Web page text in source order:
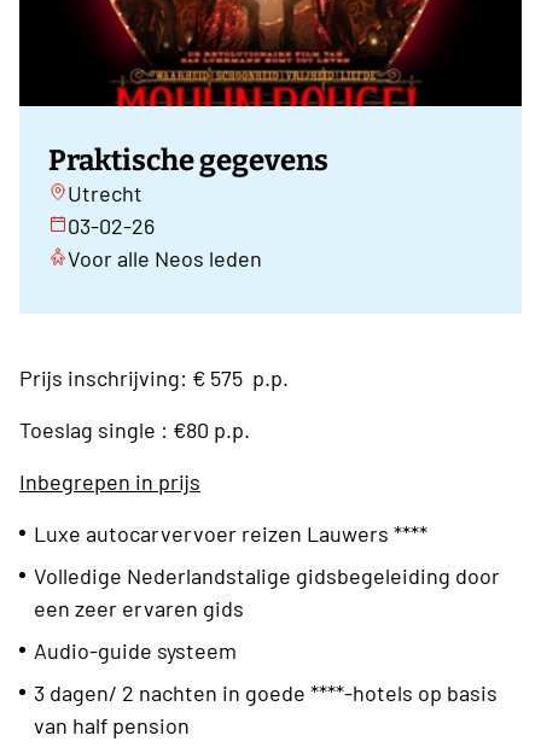
Praktische gegevens
Utrecht
03-02-26
Voor alle Neos leden
Prijs inschrijving: € 575 p.p.
Toeslag single : €80 p.p.
Inbegrepen in prijs
Luxe autocarvervoer reizen Lauwers ****
Volledige Nederlandstalige gidsbegeleiding door
een zeer ervaren gids
Audio-guide systeem
3 dagen/ 2 nachten in goede ****-hotels op basis
van half pension